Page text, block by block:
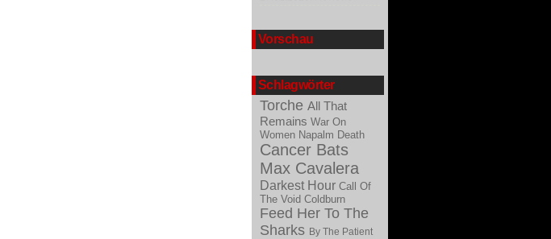
Vorschau
Schlagwörter
Torche All That
Remains War On
Women Napalm Death
Cancer Bats
Max Cavalera
Darkest Hour Call Of
The Void Coldburn
Feed Her To The
Sharks By The Patient